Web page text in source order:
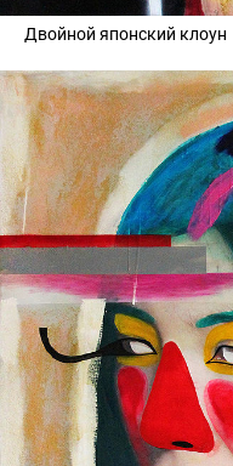
Двойной японский клоун